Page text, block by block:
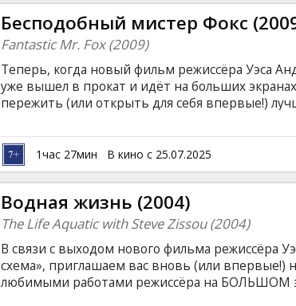
Бесподобный мистер Фокс
Fantastic Mr. Fox (2009)
Теперь, когда новый фильм режиссёра Уэса
уже вышел в прокат и идёт на больших
пережить (или открыть для себя впервые!)
Благородный, очаровательный,
пользуется своими хитрыми уловками и
тугодумов-фермеров, которым надоело
бестиями.
1час 27мин В кино с 25.07.2025
Водная жизнь (2004)
The Life Aquatic with Steve Zissou (2004)
В связи с выходом нового фильма режиссёра
схема», приглашаем вас вновь (или впервые!)
любимыми работами режиссёра на БОЛЬШОМ